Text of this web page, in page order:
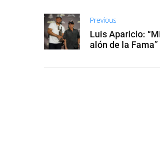
Previous
Luis Aparicio:
alón de la Fama”